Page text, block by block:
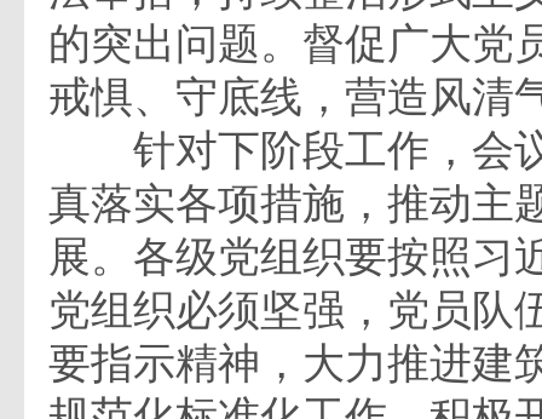
的突出问题。督促广大党
戒惧、守底线，营造风清
针对下阶段工作，会
真落实各项措施，推动主
展。各级党组织要按照习
党组织必须坚强，党员队
要指示精神，大力推进建